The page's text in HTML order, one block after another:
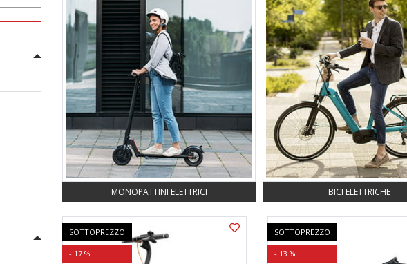
MONOPATTINI ELETTRICI BICI ELETTRICHE
SOTTOPREZZO
- 17 %
SOTTOPREZZO
- 13 %